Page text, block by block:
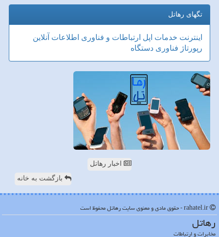
تگهای رهاتل
اینترنت خدمات اپل ارتباطات و فناوری اطلاعات آنلاین
رپورتاژ فناوری دستگاه
اخبار رهاتل
بازگشت به خانه
رهاتل
مخابرات و ارتباطات